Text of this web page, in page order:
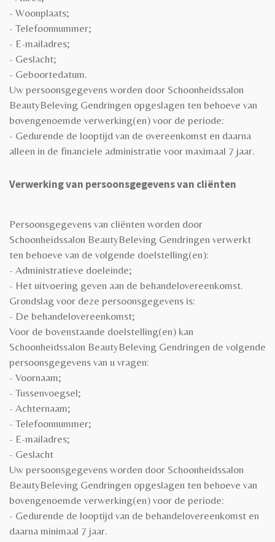
- Woonplaats;
- Telefoonnummer;
- E-mailadres;
- Geslacht;
- Geboortedatum.
Uw persoonsgegevens worden door Schoonheidssalon
BeautyBeleving Gendringen opgeslagen ten behoeve van
bovengenoemde verwerking(en) voor de periode:
- Gedurende de looptijd van de overeenkomst en daarna
alleen in de financiele administratie voor maximaal 7 jaar.
Verwerking van persoonsgegevens van cliënten
Persoonsgegevens van cliënten worden door
Schoonheidssalon BeautyBeleving Gendringen verwerkt
ten behoeve van de volgende doelstelling(en):
- Administratieve doeleinde;
- Het uitvoering geven aan de behandelovereenkomst.
Grondslag voor deze persoonsgegevens is:
- De behandelovereenkomst;
Voor de bovenstaande doelstelling(en) kan
Schoonheidssalon BeautyBeleving Gendringen de volgende
persoonsgegevens van u vragen:
- Voornaam;
- Tussenvoegsel;
- Achternaam;
- Telefoonnummer;
- E-mailadres;
- Geslacht
Uw persoonsgegevens worden door Schoonheidssalon
BeautyBeleving Gendringen opgeslagen ten behoeve van
bovengenoemde verwerking(en) voor de periode:
- Gedurende de looptijd van de behandelovereenkomst en
daarna minimaal 7 jaar.